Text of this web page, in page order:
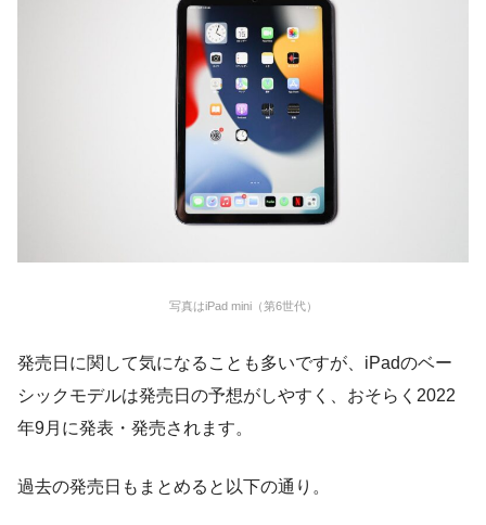
写真はiPad mini（第6世代）
発売日に関して気になることも多いですが、iPadのベー
シックモデルは発売日の予想がしやすく、おそらく2022
年9月に発表・発売されます。
過去の発売日もまとめると以下の通り。